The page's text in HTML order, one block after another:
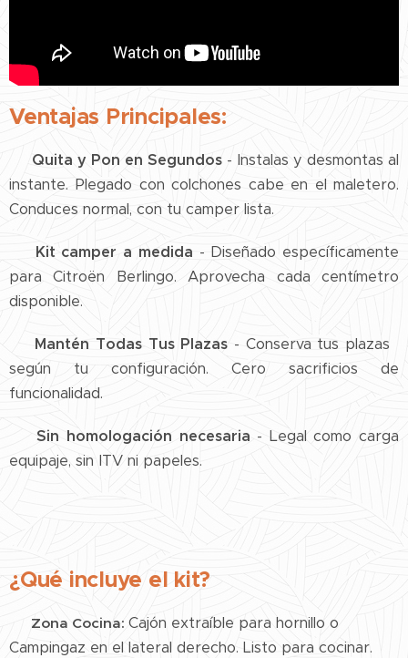
Ventajas Principales:
Quita y Pon en Segundos - Instalas y desmontas al
instante. Plegado con colchones cabe en el maletero.
Conduces normal, con tu camper lista.
📏 Kit camper a medida - Diseñado específicamente
para Citroën Berlingo. Aprovecha cada centímetro
disponible.
👨‍👩‍👧‍👦 Mantén Todas Tus Plazas - Conserva tus plazas
según tu configuración. Cero sacrificios de
funcionalidad.
📋Sin homologación necesaria - Legal como carga
equipaje, sin ITV ni papeles.
¿Qué incluye el kit?
🍳 Zona Cocina: Cajón extraíble para hornillo o
Campingaz en el lateral derecho. Listo para cocinar.